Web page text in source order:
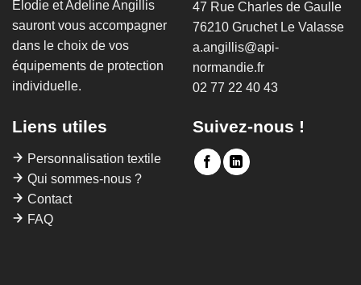
Elodie et Adeline Angillis
sauront vous accompagner
dans le choix de vos
équipements de protection
individuelle.
47 Rue Charles de Gaulle
76210 Gruchet Le Valasse
a.angillis@api-
normandie.fr
02 77 22 40 43
Liens utiles
Personnalisation textile
Qui sommes-nous ?
Contact
FAQ
Suivez-nous !